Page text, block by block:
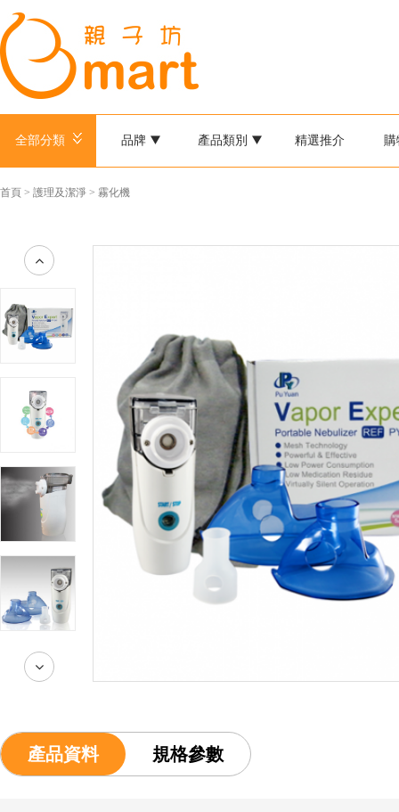
全部分類 品牌 產品類別 精選推介 購
首頁 > 護理及潔淨 > 霧化機
產品資料 規格參數